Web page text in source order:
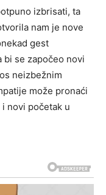
izbrisati, ta
nam je nove
gest
bi se započeo novi
neizbežnim
može pronaći
novi početak u